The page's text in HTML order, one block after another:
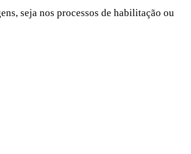
seja nos processos de habilitação ou